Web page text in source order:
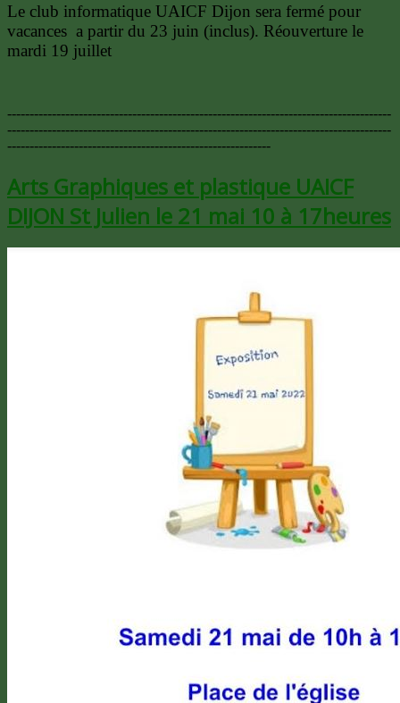
Le club informatique UAICF Dijon sera fermé pour
vacances a partir du 23 juin (inclus). Réouverture le
mardi 19 juillet
--------------------------------------------------------------------------------------
--------------------------------------------------------------------------------------
-----------------------------------------------------------
Arts Graphiques et plastique UAICF
DIJON St Julien le 21 mai 10 à 17heures